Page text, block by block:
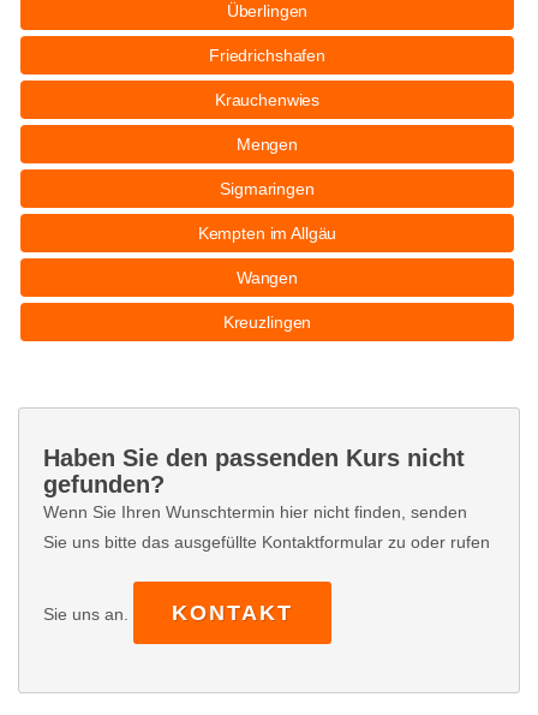
Überlingen
Friedrichshafen
Krauchenwies
Mengen
Sigmaringen
Kempten im Allgäu
Wangen
Kreuzlingen
Haben Sie den passenden Kurs nicht
gefunden?
Wenn Sie Ihren Wunschtermin hier nicht finden, senden
Sie uns bitte das ausgefüllte Kontaktformular zu oder rufen
Sie uns an. KONTAKT